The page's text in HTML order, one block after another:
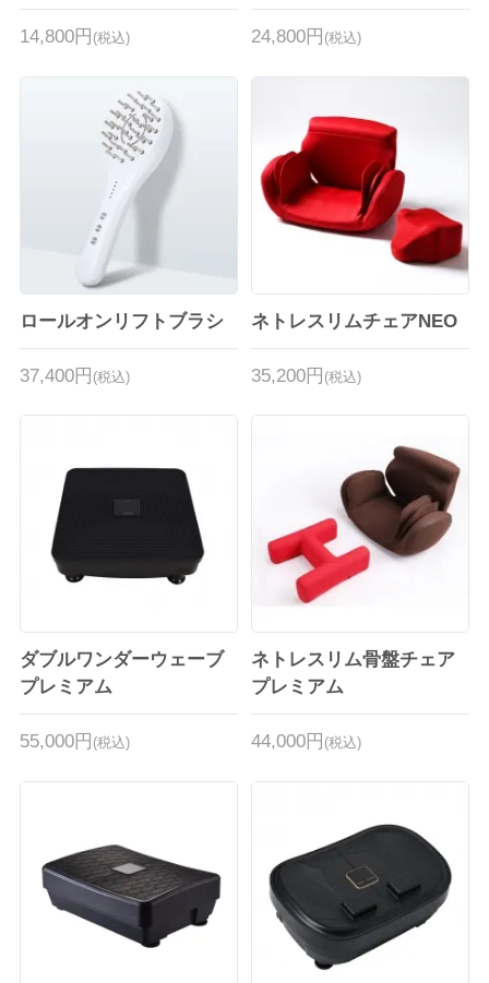
14,800円 (税込) 24,800円 (税込)
ロールオンリフトブラシ
37,400円 (税込)
ネトレスリムチェアNEO
35,200円 (税込)
ダブルワンダーウェーブ
プレミアム
55,000円 (税込)
ネトレスリム骨盤チェア
プレミアム
44,000円 (税込)